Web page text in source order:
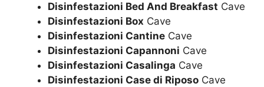
Disinfestazioni Bed And Breakfast Cave
Disinfestazioni Box Cave
Disinfestazioni Cantine Cave
Disinfestazioni Capannoni Cave
Disinfestazioni Casalinga Cave
Disinfestazioni Case di Riposo Cave